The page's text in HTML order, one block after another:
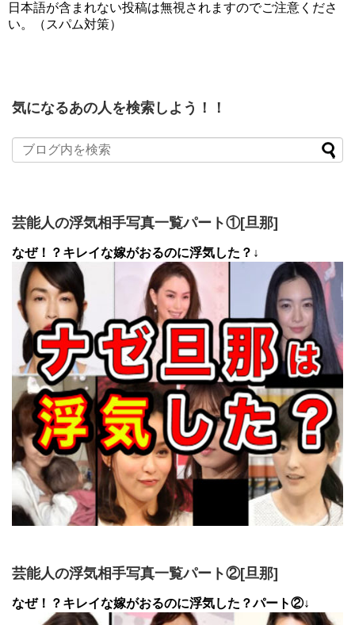
日本語が含まれない投稿は無視されますのでご注意くださ
い。（スパム対策）
気になるあの人を検索しよう！！
芸能人の浮気相手写真一覧パート①[旦那]
なぜ！？キレイな嫁がおるのに浮気した？↓
芸能人の浮気相手写真一覧パート②[旦那]
なぜ！？キレイな嫁がおるのに浮気した？パート②↓